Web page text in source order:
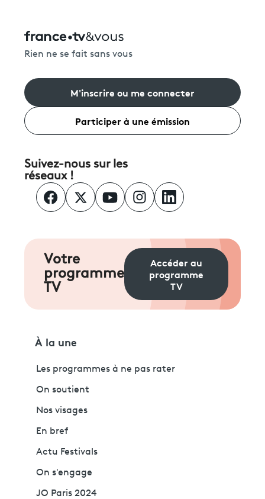
Rien ne se fait sans vous
M'inscrire ou me connecter
Participer à une émission
Suivez-nous sur les
réseaux !
Votre
programme
TV
Accéder au
programme
TV
À la une
Les programmes à ne pas rater
On soutient
Nos visages
En bref
Actu Festivals
On s'engage
JO Paris 2024